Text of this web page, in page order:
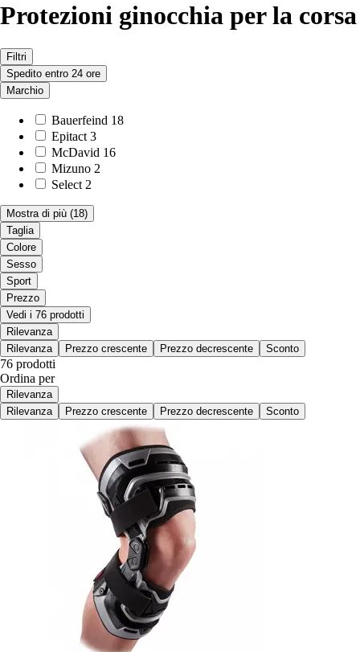
Protezioni ginocchia per la corsa
Filtri
Spedito entro 24 ore
Marchio
Bauerfeind 18
Epitact 3
McDavid 16
Mizuno 2
Select 2
Mostra di più (18)
Taglia
Colore
Sesso
Sport
Prezzo
Vedi i 76 prodotti
Rilevanza
Rilevanza
Prezzo crescente Prezzo decrescente Sconto
76 prodotti
Ordina per
Rilevanza
Rilevanza
Prezzo crescente Prezzo decrescente Sconto